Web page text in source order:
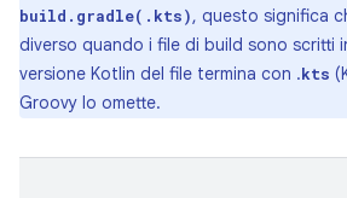
build.gradle(.kts), questo significa
diverso quando i file di build sono scritti
versione Kotlin del file termina con .kts
Groovy lo omette.